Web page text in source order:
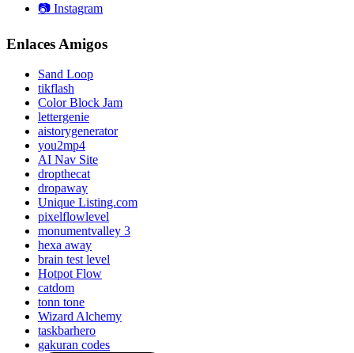
📷 Instagram
Enlaces Amigos
Sand Loop
tikflash
Color Block Jam
lettergenie
aistorygenerator
you2mp4
AI Nav Site
dropthecat
dropaway
Unique Listing.com
pixelflowlevel
monumentvalley 3
hexa away
brain test level
Hotpot Flow
catdom
tonn tone
Wizard Alchemy
taskbarhero
gakuran codes